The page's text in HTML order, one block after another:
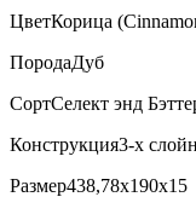
ЦветКорица
ПородаДуб
СортСелект энд
Конструкция3-х
Размер438,78x190x15